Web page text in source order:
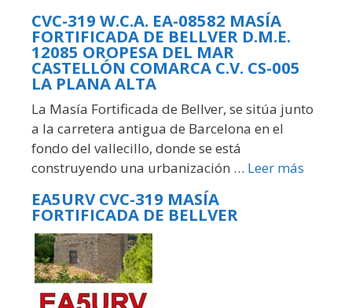
CVC-319 W.C.A. EA-08582 MASÍA
FORTIFICADA DE BELLVER D.M.E.
12085 OROPESA DEL MAR
CASTELLÓN COMARCA C.V. CS-005
LA PLANA ALTA
La Masía Fortificada de Bellver, se sitúa junto
a la carretera antigua de Barcelona en el
fondo del vallecillo, donde se está
construyendo una urbanización … Leer más
EA5URV CVC-319 MASÍA
FORTIFICADA DE BELLVER